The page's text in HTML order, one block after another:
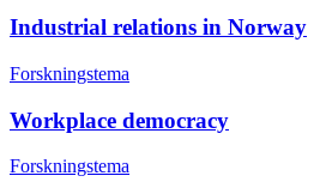
Industrial relations in Norway
Forskningstema
Workplace democracy
Forskningstema